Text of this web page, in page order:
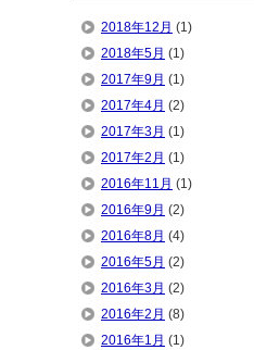
2018年12月 (1)
2018年5月 (1)
2017年9月 (1)
2017年4月 (2)
2017年3月 (1)
2017年2月 (1)
2016年11月 (1)
2016年9月 (2)
2016年8月 (4)
2016年5月 (2)
2016年3月 (2)
2016年2月 (8)
2016年1月 (1)